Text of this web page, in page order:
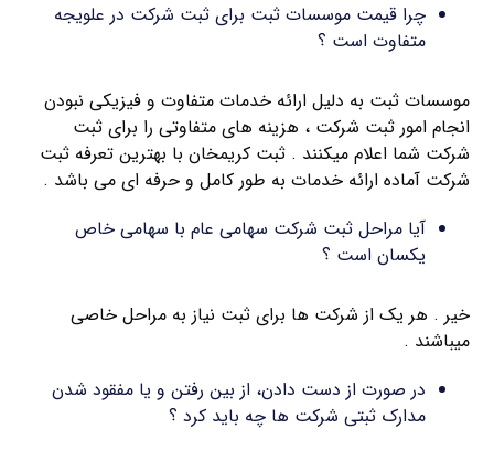
چرا قیمت موسسات ثبت برای ثبت شرکت در علويجه
متفاوت است ؟
موسسات ثبت به دلیل ارائه خدمات متفاوت و فیزیکی نبودن
انجام امور ثبت شرکت ، هزینه های متفاوتی را برای ثبت
شرکت شما اعلام میکنند . ثبت کریمخان با بهترین تعرفه ثبت
شرکت آماده ارائه خدمات به طور کامل و حرفه ای می باشد .
آیا مراحل ثبت شرکت سهامی عام با سهامی خاص
یکسان است ؟
خیر . هر یک از شرکت ها برای ثبت نیاز به مراحل خاصی
میباشند .
در صورت از دست دادن، از بین رفتن و یا مفقود شدن
مدارک ثبتی شرکت ها چه باید کرد ؟